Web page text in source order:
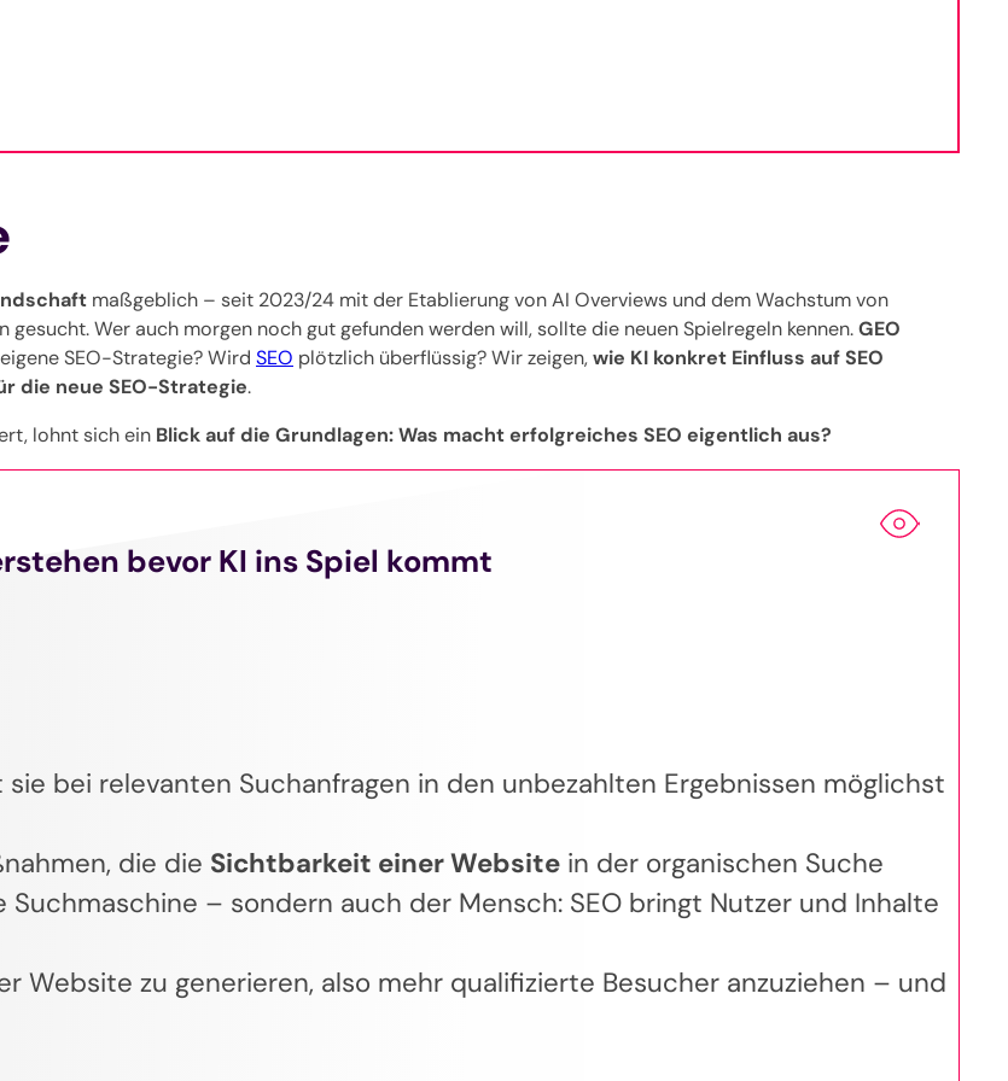
maßgeblich – seit 2023/24 mit der Etablierung von AI Overviews und dem Wachstum von
Wer auch morgen noch gut gefunden werden will, sollte die neuen Spielregeln kennen.GEO
SEO-Strategie? Wird SEO plötzlich überflüssig? Wir zeigen,wie KI konkret Einfluss auf SEO
die neue SEO-Strategie.
lohnt sich ein Blick auf die Grundlagen: Was macht erfolgreiches SEO eigentlich aus?
bevor KI ins Spiel kommt
bei relevanten Suchanfragen in den unbezahlten Ergebnissen möglichst
die die Sichtbarkeit einer Website in der organischen Suche
– sondern auch der Mensch: SEO bringt Nutzer und Inhalte
Website zu generieren, also mehr qualifizierte Besucher anzuziehen – und